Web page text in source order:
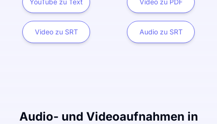
YouTube zu Text Video zu PDF
Video zu SRT Audio zu SRT
Audio- und Videoaufnahmen in